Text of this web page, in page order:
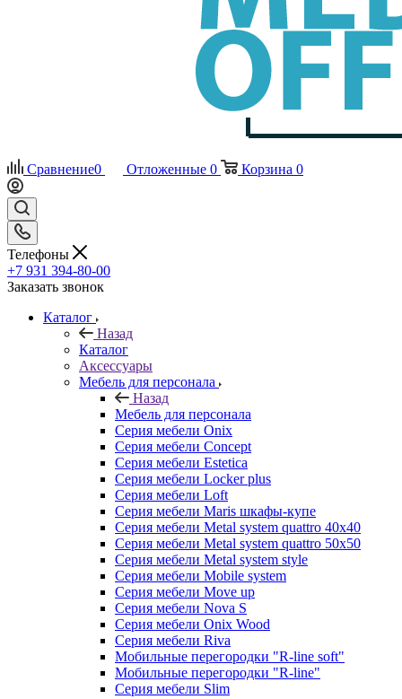
Сравнение0 Отложенные 0 Корзина 0
Телефоны
+7 931 394-80-00
Заказать звонок
Каталог
Назад
Каталог
Аксессуары
Мебель для персонала
Назад
Мебель для персонала
Серия мебели Onix
Серия мебели Concept
Серия мебели Estetica
Серия мебели Locker plus
Серия мебели Loft
Серия мебели Maris шкафы-купе
Серия мебели Metal system quattro 40x40
Серия мебели Metal system quattro 50x50
Серия мебели Metal system style
Серия мебели Mobile system
Серия мебели Move up
Серия мебели Nova S
Серия мебели Onix Wood
Серия мебели Riva
Мобильные перегородки "R-line soft"
Мобильные перегородки "R-line"
Серия мебели Slim